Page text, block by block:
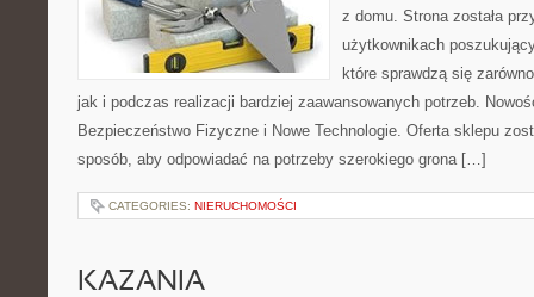
z domu. Strona została
użytkownikach
które sprawdzą się
jak i podczas realizacji bardziej zaawansowanych potrzeb.
Bezpieczeństwo Fizyczne i Nowe Technologie. Oferta sklepu
sposób, aby odpowiadać na potrzeby szerokiego grona […]
CATEGORIES: NIERUCHOMOŚCI
KAZANIA